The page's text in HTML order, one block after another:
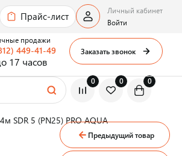
Прайс-лист
0 0 0
продажи
449-41-49
17 часов
Заказать звонок
Личный кабинет
Войти
SDR 5 (PN25) PRO AQUA
Предыдущий товар